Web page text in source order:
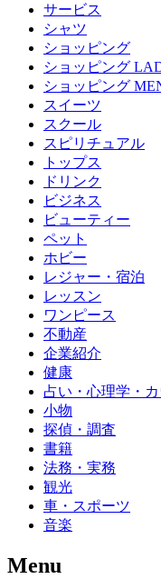
サービス
シャツ
ショッピング
ショッピング
ショッピング
スイーツ
スクール
スピリチュアル
トップス
ドリンク
ビジネス
ビューティー
ペット
ホビー
レジャー・宿泊
レッスン
ワンピース
不動産
企業紹介
健康
占い・心理学・
小物
探偵・調査
書籍
法務・実務
観光
車・スポーツ
音楽
Menu